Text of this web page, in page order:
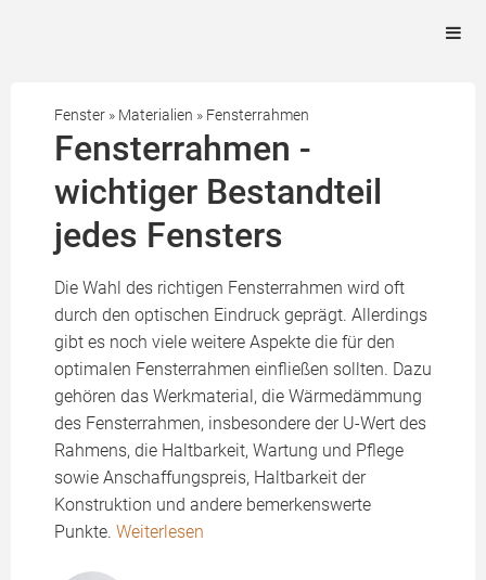
Fenster » Materialien » Fensterrahmen
Fensterrahmen -
wichtiger Bestandteil
jedes Fensters
Die Wahl des richtigen Fensterrahmen wird oft
durch den optischen Eindruck geprägt. Allerdings
gibt es noch viele weitere Aspekte die für den
optimalen Fensterrahmen einfließen sollten. Dazu
gehören das Werkmaterial, die Wärmedämmung
des Fensterrahmen, insbesondere der U-Wert des
Rahmens, die Haltbarkeit, Wartung und Pflege
sowie Anschaffungspreis, Haltbarkeit der
Konstruktion und andere bemerkenswerte
Punkte. Weiterlesen